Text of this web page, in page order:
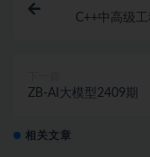
C++中高级
ZB-AI大模型2409期
相关文章